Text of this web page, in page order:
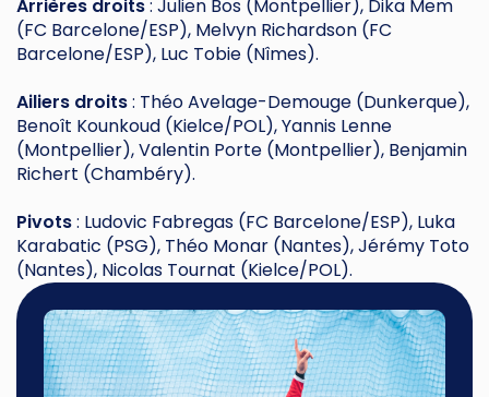
Arrières droits: Julien Bos (Montpellier), Dika Mem
(FC Barcelone/ESP), Melvyn Richardson (FC
Barcelone/ESP), Luc Tobie (Nîmes).
Ailiers droits: Théo Avelage-Demouge (Dunkerque),
Benoît Kounkoud (Kielce/POL), Yannis Lenne
(Montpellier), Valentin Porte (Montpellier), Benjamin
Richert (Chambéry).
Pivots: Ludovic Fabregas (FC Barcelone/ESP), Luka
Karabatic (PSG), Théo Monar (Nantes), Jérémy Toto
(Nantes), Nicolas Tournat (Kielce/POL).